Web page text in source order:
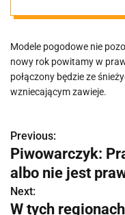
mróz
Modele pogodowe nie
nowy rok powitamy w
połączony będzie ze
wzniecającym zawieje.
N
a
w
Previous:
Piwowarczyk:
albo nie jest
Next:
W tych